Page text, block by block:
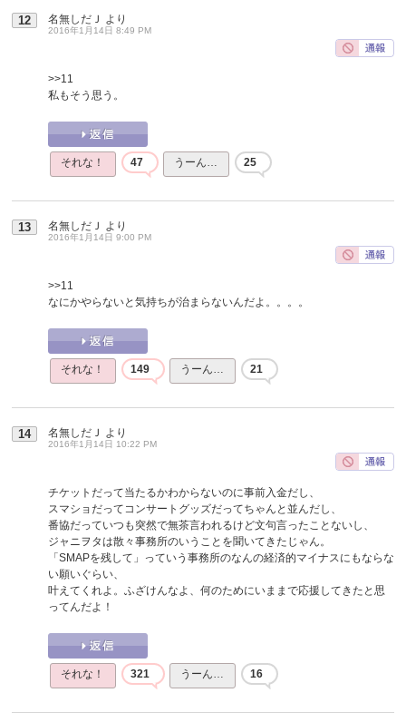
12 名無しだＪ より
2016年1月14日 8:49 PM
>>11
私もそう思う。
それな！ 47 うーん… 25
13 名無しだＪ より
2016年1月14日 9:00 PM
>>11
なにかやらないと気持ちが治まらないんだよ。。。。
それな！ 149 うーん… 21
14 名無しだＪ より
2016年1月14日 10:22 PM
チケットだって当たるかわからないのに事前入金だし、
スマショだってコンサートグッズだってちゃんと並んだし、
番協だっていつも突然で無茶言われるけど文句言ったことないし、
ジャニヲタは散々事務所のいうことを聞いてきたじゃん。
「SMAPを残して」っていう事務所のなんの経済的マイナスにもならな
い願いぐらい、
叶えてくれよ。ふざけんなよ、何のためにいままで応援してきたと思
ってんだよ！
それな！ 321 うーん… 16